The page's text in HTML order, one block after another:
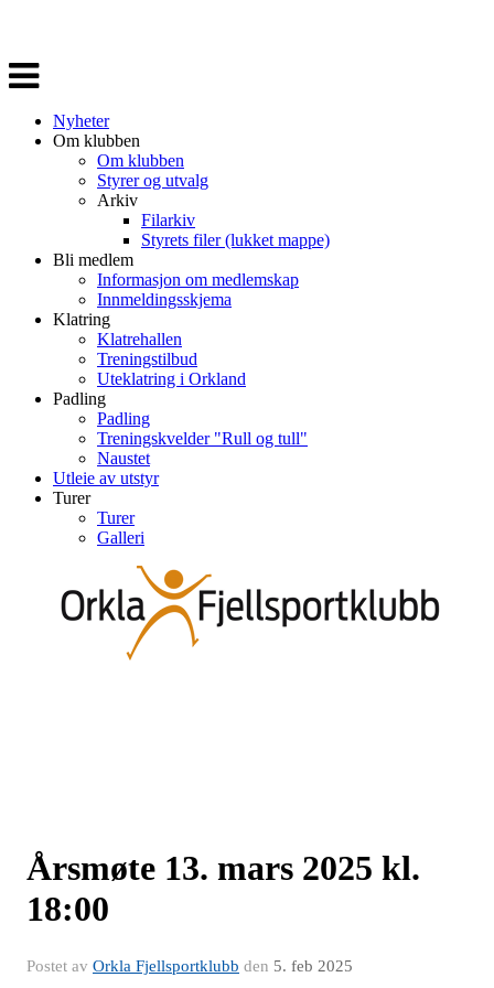
Veksle
navigasjon
Nyheter
Om klubben
Om klubben
Styrer og utvalg
Arkiv
Filarkiv
Styrets filer (lukket mappe)
Bli medlem
Informasjon om medlemskap
Innmeldingsskjema
Klatring
Klatrehallen
Treningstilbud
Uteklatring i Orkland
Padling
Padling
Treningskvelder "Rull og tull"
Naustet
Utleie av utstyr
Turer
Turer
Galleri
Årsmøte 13. mars 2025 kl.
18:00
Postet av Orkla Fjellsportklubb den 5. feb 2025